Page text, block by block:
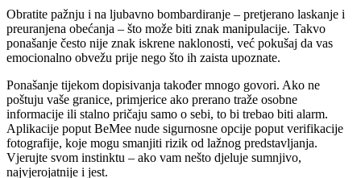
Obratite pažnju i na ljubavno bombardiranje – pretjerano laskanje i
preuranjena obećanja – što može biti znak manipulacije. Takvo
ponašanje često nije znak iskrene naklonosti, već pokušaj da vas
emocionalno obvežu prije nego što ih zaista upoznate.
Ponašanje tijekom dopisivanja također mnogo govori. Ako ne
poštuju vaše granice, primjerice ako prerano traže osobne
informacije ili stalno pričaju samo o sebi, to bi trebao biti alarm.
Aplikacije poput BeMee nude sigurnosne opcije poput verifikacije
fotografije, koje mogu smanjiti rizik od lažnog predstavljanja.
Vjerujte svom instinktu – ako vam nešto djeluje sumnjivo,
najvjerojatnije i jest.